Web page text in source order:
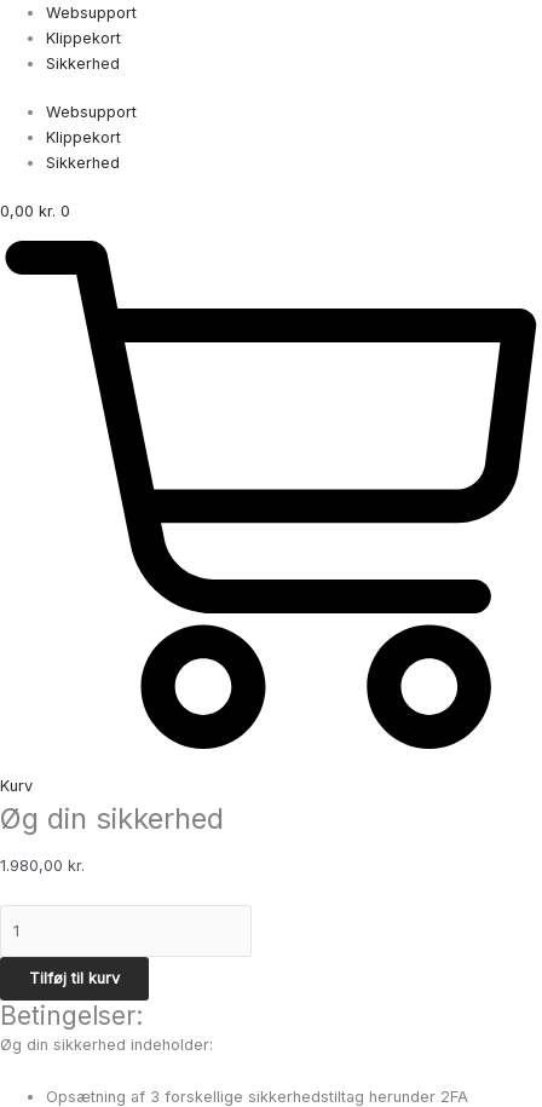
indholdet
Websupport
Klippekort
Sikkerhed
Websupport
Klippekort
Sikkerhed
0,00 kr. 0
Kurv
Øg din sikkerhed
1.980,00 kr.
sikkerhed
Tilføj til kurv
Betingelser:
Øg din sikkerhed indeholder:
Opsætning af 3 forskellige sikkerhedstiltag herunder 2FA